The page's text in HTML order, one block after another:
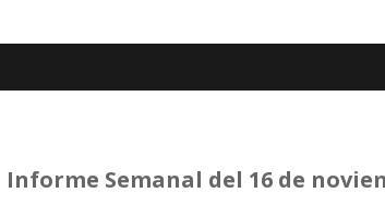
Informe Semanal del 16 de